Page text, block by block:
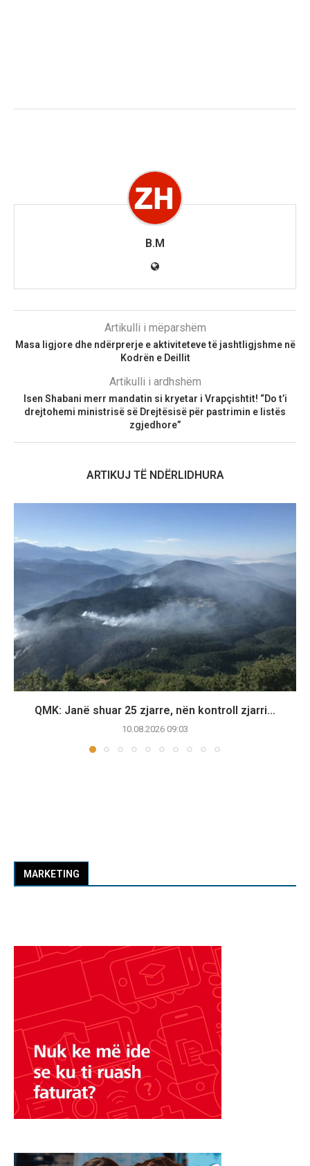
B.M
Artikulli i mëparshëm
Masa ligjore dhe ndërprerje e aktiviteteve të jashtligjshme në
Kodrën e Deillit
Artikulli i ardhshëm
Isen Shabani merr mandatin si kryetar i Vrapçishtit! “Do t’i
drejtohemi ministrisë së Drejtësisë për pastrimin e listës
zgjedhore”
ARTIKUJ TË NDËRLIDHURA
QMK: Janë shuar 25 zjarre, nën kontroll zjarri...
10.08.2026 09:03
MARKETING